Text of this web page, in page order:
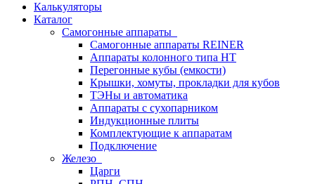
Калькуляторы
Каталог
Самогонные аппараты
Самогонные аппараты REINER
Аппараты колонного типа НТ
Перегонные кубы (емкости)
Крышки, хомуты, прокладки для кубов
ТЭНы и автоматика
Аппараты с сухопарником
Индукционные плиты
Комплектующие к аппаратам
Подключение
Железо
Царги